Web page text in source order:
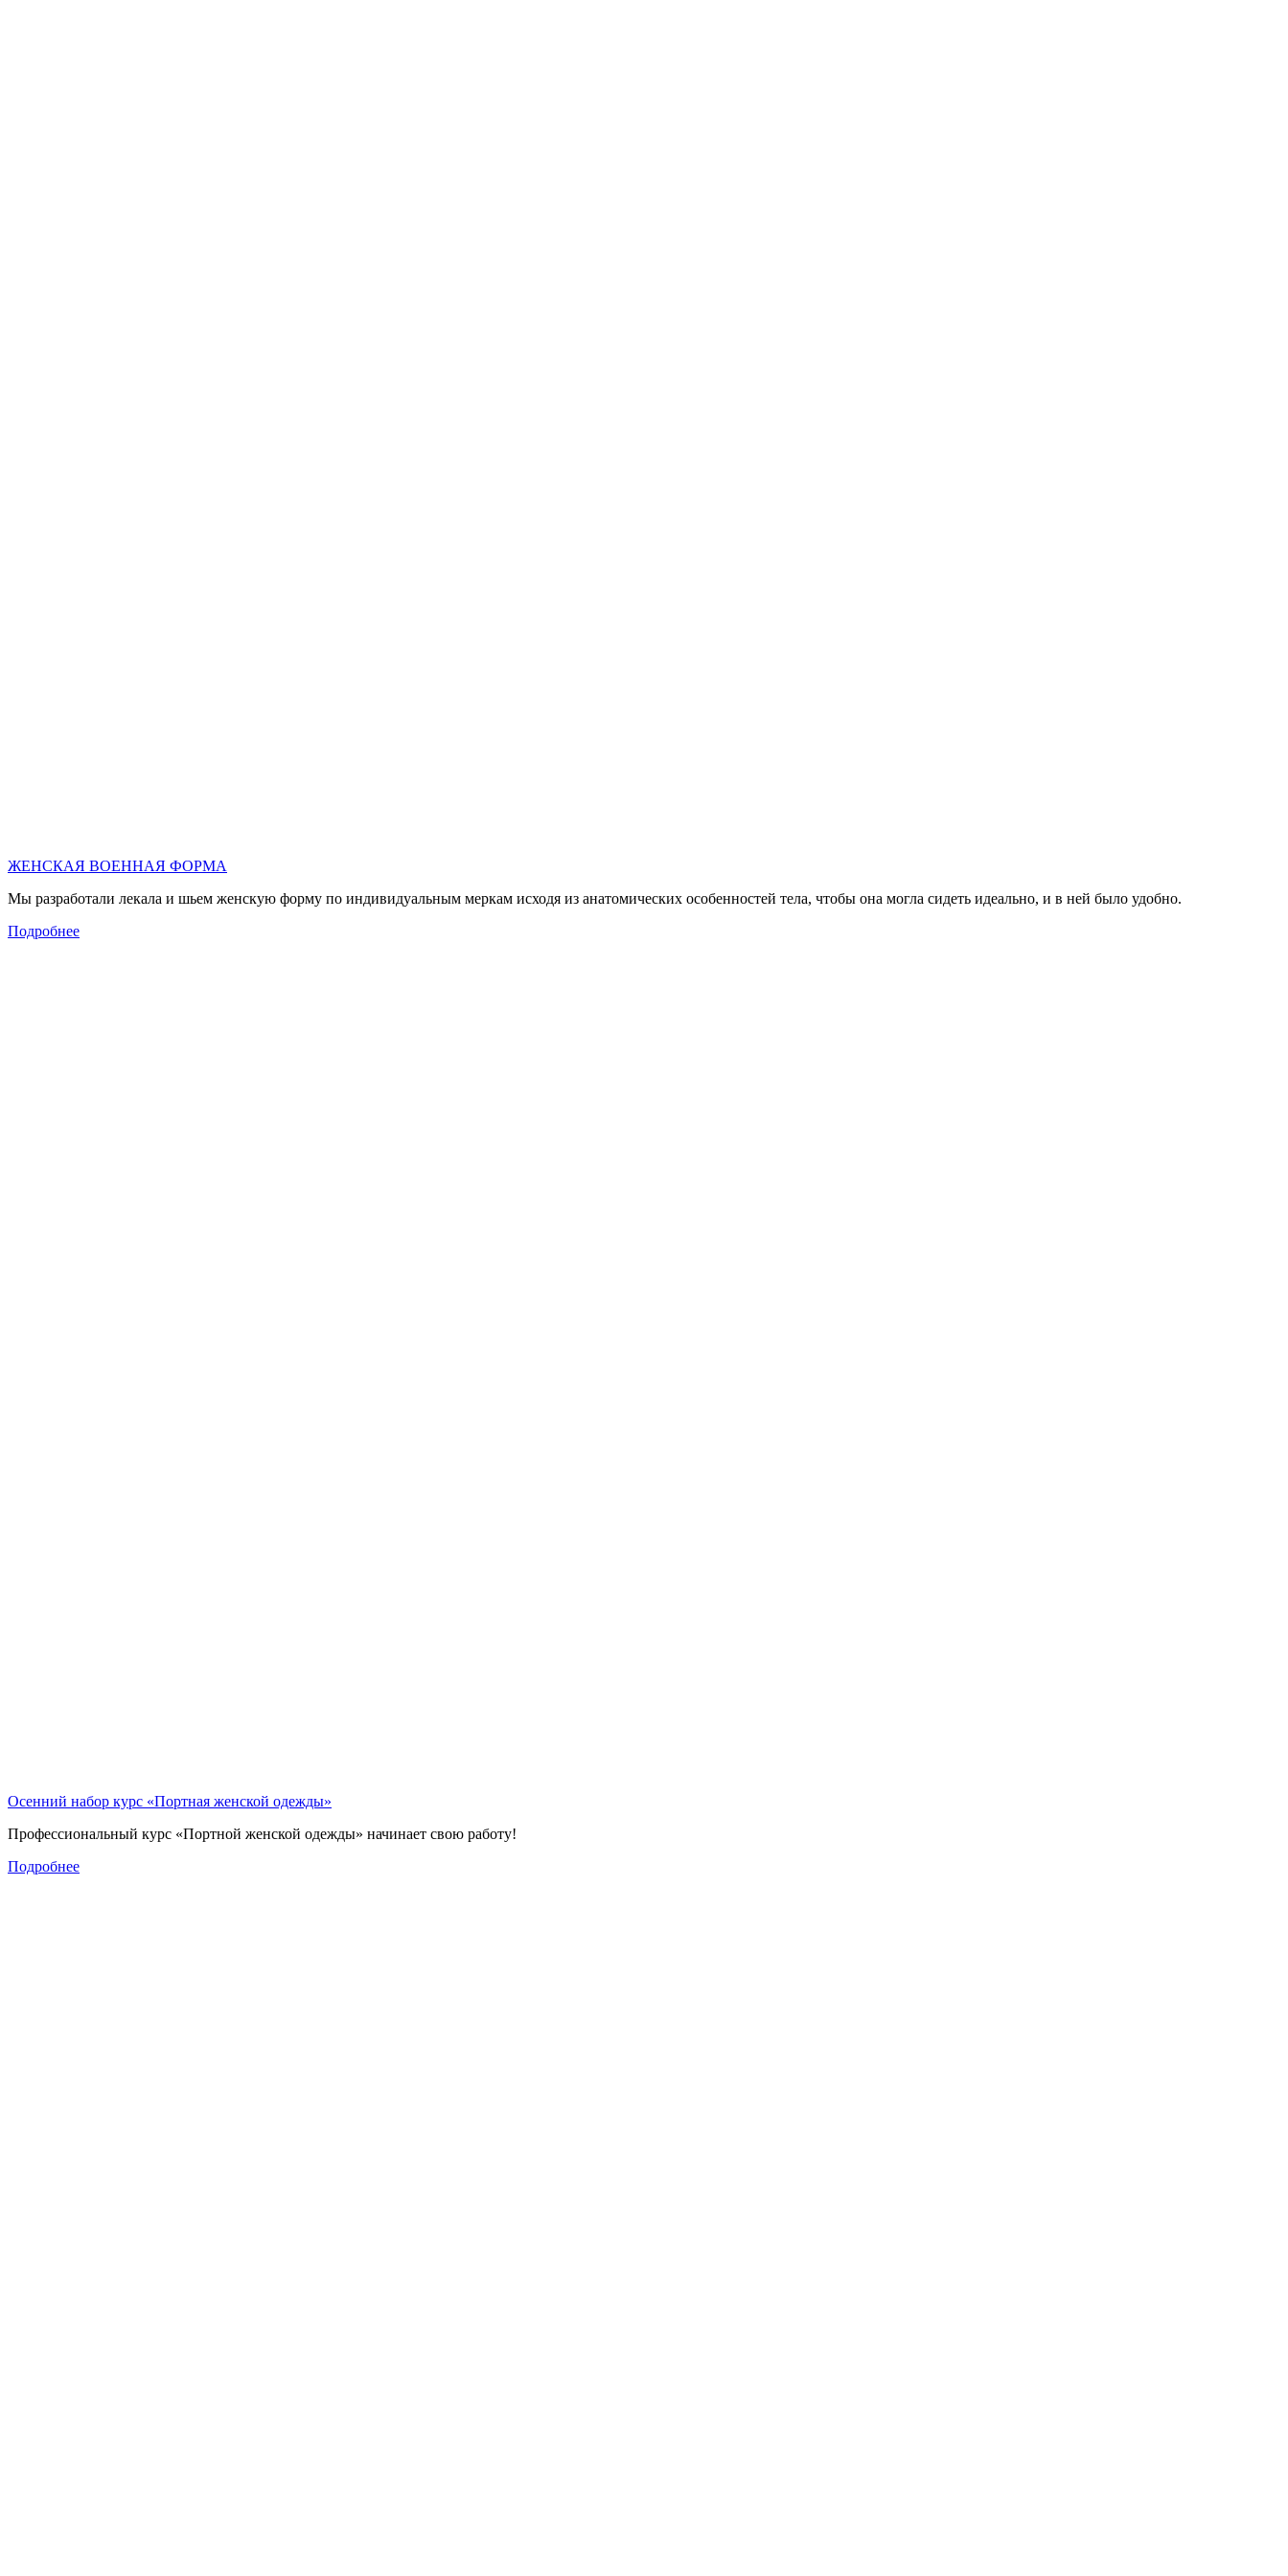
ЖЕНСКАЯ ВОЕННАЯ ФОРМА
Мы разработали лекала и шьем женскую форму по индивидуальным меркам исходя из анатомических особенностей тела, чтобы она могла сидеть идеально, и в ней было удобно.
Подробнее
Осенний набор курс «Портная женской одежды»
Профессиональный курс «Портной женской одежды» начинает свою работу!
Подробнее